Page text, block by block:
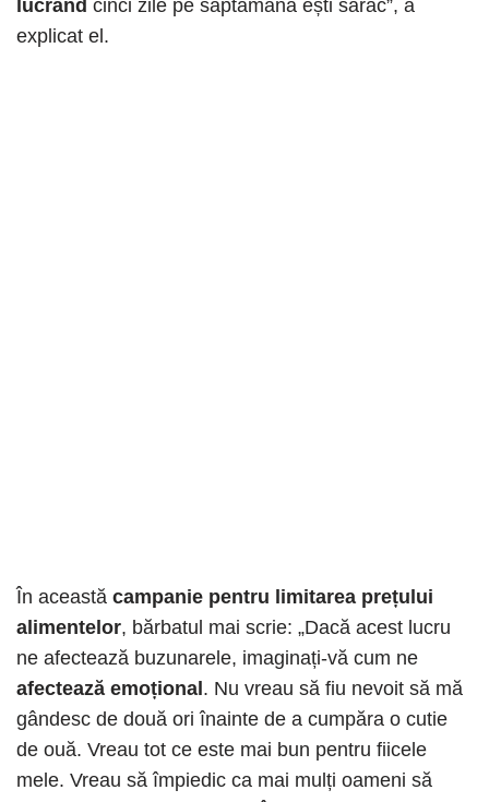
lucrând cinci zile pe săptămână ești sărac”, a
explicat el.
În această campanie pentru limitarea prețului
alimentelor, bărbatul mai scrie: „Dacă acest lucru
ne afectează buzunarele, imaginați-vă cum ne
afectează emoțional. Nu vreau să fiu nevoit să mă
gândesc de două ori înainte de a cumpăra o cutie
de ouă. Vreau tot ce este mai bun pentru fiicele
mele. Vreau să împiedic ca mai mulți oameni să